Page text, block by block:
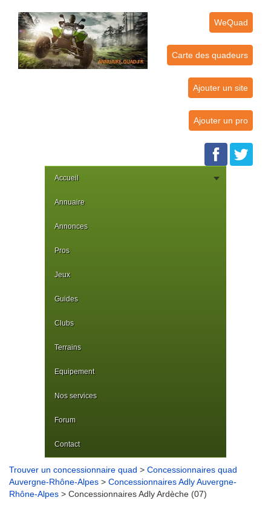
WeQuad
Carte des quadeurs
Ajouter un site
Ajouter un pro
Accueil
Annuaire
Annonces
Pros
Jeux
Guides
Clubs
Terrains
Equipement
Nos services
Forum
Contact
Trouver un concessionnaire quad > Concessionnaires quad
Auvergne-Rhône-Alpes > Concessionnaires Adly Auvergne-
Rhône-Alpes > Concessionnaires Adly Ardèche (07)